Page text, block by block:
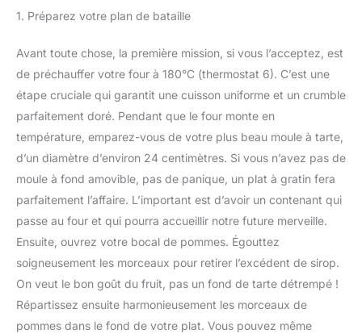
1. Préparez votre plan de bataille
Avant toute chose, la première mission, si vous l’acceptez, est
de préchauffer votre four à 180°C (thermostat 6). C’est une
étape cruciale qui garantit une cuisson uniforme et un crumble
parfaitement doré. Pendant que le four monte en
température, emparez-vous de votre plus beau moule à tarte,
d’un diamètre d’environ 24 centimètres. Si vous n’avez pas de
moule à fond amovible, pas de panique, un plat à gratin fera
parfaitement l’affaire. L’important est d’avoir un contenant qui
passe au four et qui pourra accueillir notre future merveille.
Ensuite, ouvrez votre bocal de pommes. Égouttez
soigneusement les morceaux pour retirer l’excédent de sirop.
On veut le bon goût du fruit, pas un fond de tarte détrempé !
Répartissez ensuite harmonieusement les morceaux de
pommes dans le fond de votre plat. Vous pouvez même